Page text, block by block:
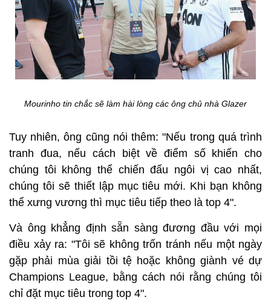
Mourinho tin chắc sẽ làm hài lòng các ông chủ nhà Glazer
Tuy nhiên, ông cũng nói thêm: "Nếu trong quá trình
tranh đua, nếu cách biệt về điểm số khiến cho
chúng tôi không thể chiến đấu ngôi vị cao nhất,
chúng tôi sẽ thiết lập mục tiêu mới. Khi bạn không
thể xưng vương thì mục tiêu tiếp theo là top 4".
Và ông khẳng định sẵn sàng đương đầu với mọi
điều xảy ra: "Tôi sẽ không trốn tránh nếu một ngày
gặp phải mùa giải tồi tệ hoặc không giành vé dự
Champions League, bằng cách nói rằng chúng tôi
chỉ đặt mục tiêu trong top 4".